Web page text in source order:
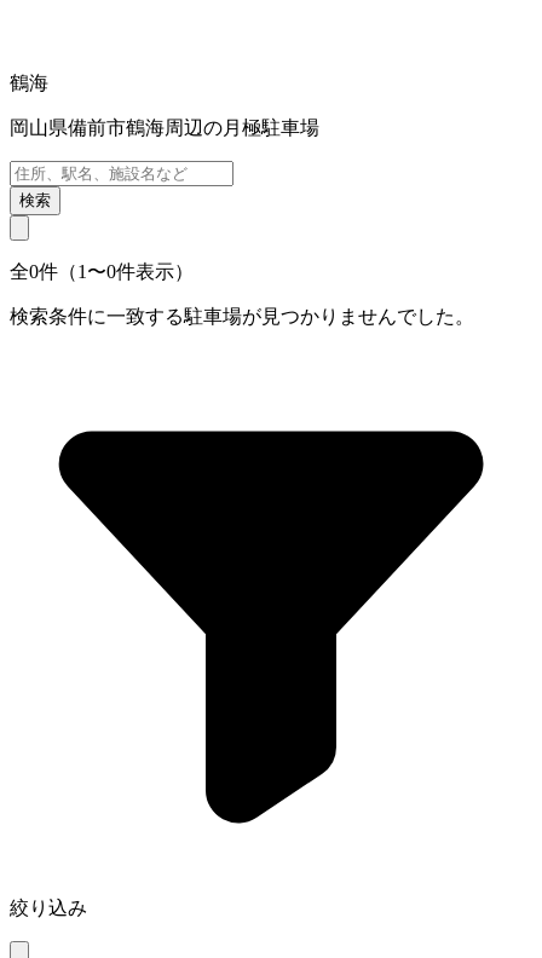
鶴海
岡山県備前市鶴海周辺の月極駐車場
検索
全0件（1〜0件表示）
検索条件に一致する駐車場が見つかりませんでした。
絞り込み